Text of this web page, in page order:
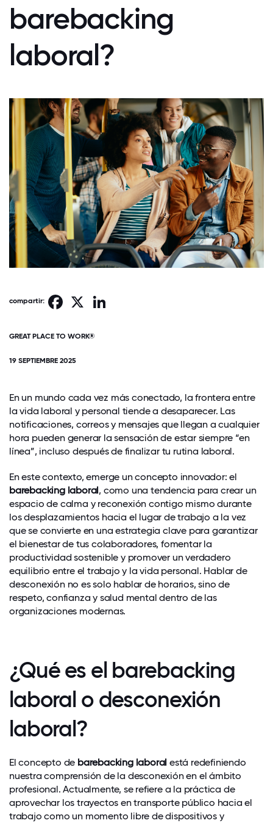
barebacking
laboral?
compartir: Facebook
GREAT PLACE TO WORK®
19 SEPTIEMBRE 2025
En un mundo cada vez más conectado, la frontera entre
la vida laboral y personal tiende a desaparecer. Las
notificaciones, correos y mensajes que llegan a cualquier
hora pueden generar la sensación de estar siempre “en
línea”, incluso después de finalizar tu rutina laboral.
En este contexto, emerge un concepto innovador: el
barebacking laboral, como una tendencia para crear un
espacio de calma y reconexión contigo mismo durante
los desplazamientos hacia el lugar de trabajo a la vez
que se convierte en una estrategia clave para garantizar
el bienestar de tus colaboradores, fomentar la
productividad sostenible y promover un verdadero
equilibrio entre el trabajo y la vida personal. Hablar de
desconexión no es solo hablar de horarios, sino de
respeto, confianza y salud mental dentro de las
organizaciones modernas.
¿Qué es el barebacking
laboral o desconexión
laboral?
El concepto de barebacking laboral está redefiniendo
nuestra comprensión de la desconexión en el ámbito
profesional. Actualmente, se refiere a la práctica de
aprovechar los trayectos en transporte público hacia el
trabajo como un momento libre de dispositivos y